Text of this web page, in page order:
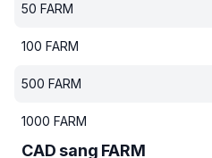
50 FARM
100 FARM
500 FARM
1000 FARM
CAD sang FARM